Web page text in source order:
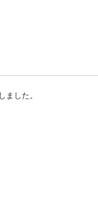
ました。